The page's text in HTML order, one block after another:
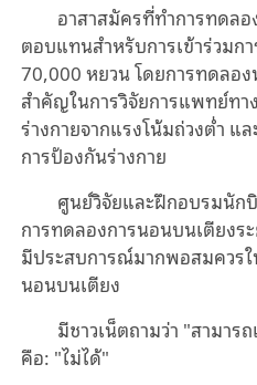
อาสาสมัครที่ทำการทดล
ตอบแทนสำหรับการเข้าร่วมก
70,000 หยวน โดยการทดลอ
สำคัญในการวิจัยการแพทย์ทา
ร่างกายจากแรงโน้มถ่วงต่ำ แ
การป้องกันร่างกาย
ศูนย์วิจัยและฝึกอบรมนัก
การทดลองการนอนบนเตียงร
มีประสบการณ์มากพอสมควร
นอนบนเตียง
มีชาวเน็ตถามว่า "สามาร
คือ: "ไม่ได้"